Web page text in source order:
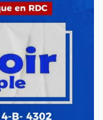
dans le
président du
fait l’objet d’un...